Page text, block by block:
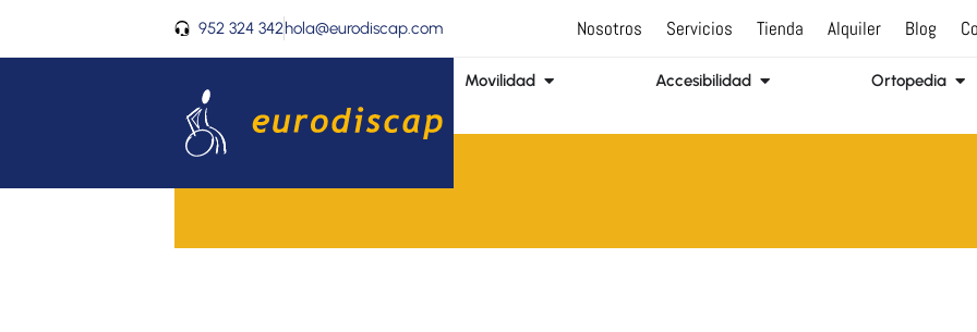
contenido
952 324 342hola@eurodiscap.com Nosotros Servicios Tienda Alquiler Blog
Movilidad Abrir Movilidad Accesibilidad Abrir AccesibilidadOrtopedia